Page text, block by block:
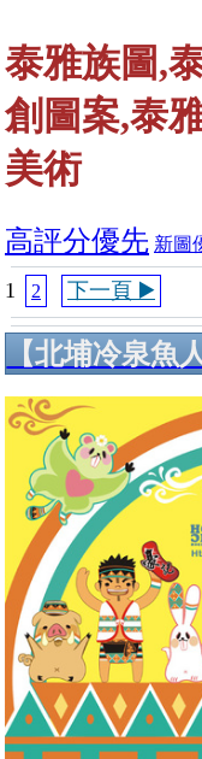
泰雅族圖,
創圖案,泰
美術
高評分優先 新圖
1 2 下一頁 ▶️
【北埔冷泉魚